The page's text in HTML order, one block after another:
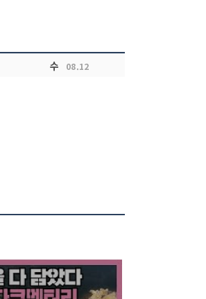
수 08.12